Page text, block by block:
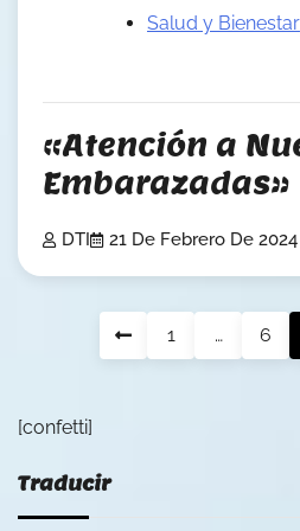
Salud y Bienestar
«Atención a
Embarazadas»
DTI 21 De Febrero De 2024
1 … 6
[confetti]
Traducir